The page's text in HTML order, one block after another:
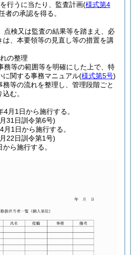
行うに当たり、監査計画(様式第4
者の承認を得る。
点検又は監査の結果等を踏まえ、必
は、本要領等の見直し等の措置を講
の整理
務等の範囲等を明確にした上で、特
に関する事務マニュアル(様式第5号)
等の流れを整理し、管理段階ごと
む。
月1日から施行する。
31日訓令第6号)
1日から施行する。
22日訓令第1号)
ら施行する。